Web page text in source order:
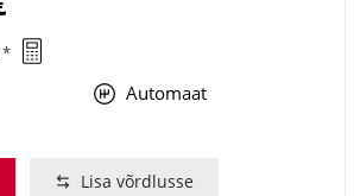
*
Automaat
Lisa võrdlusse